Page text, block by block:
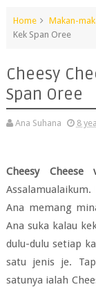
Home Makan-
Kek Span Oree
Cheesy
Span Oree
Ana Suhana 8
Cheesy
Ana memang
Ana suka kalau
dulu-dulu setiap
satu jenis je.
satunya ialah